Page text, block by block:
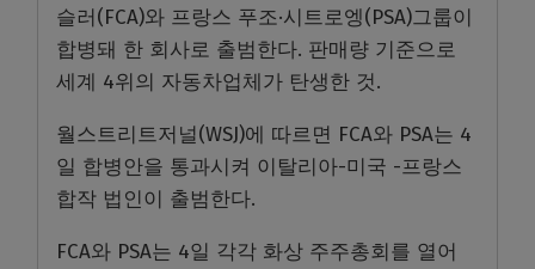
슬러(FCA)와 프랑스 푸조·시트로엥(PSA)그룹이
합병돼 한 회사로 출범한다. 판매량 기준으로
세계 4위의 자동차업체가 탄생한 것.
월스트리트저널(WSJ)에 따르면 FCA와 PSA는 4
일 합병안을 통과시켜 이탈리아-미국 -프랑스
합작 법인이 출범한다.
FCA와 PSA는 4일 각각 화상 주주총회를 열어